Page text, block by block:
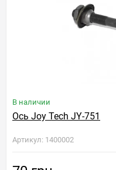
В наличии
Ось Joy Tech JY-751
Артикул: 1400002